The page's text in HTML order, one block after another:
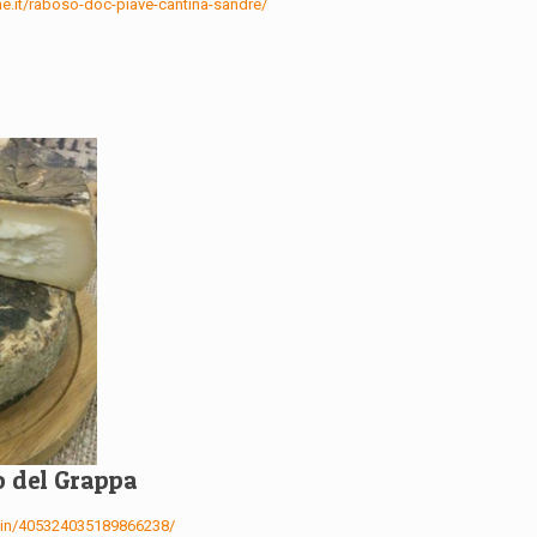
raboso-doc-piave-cantina-sandre/
del Grappa
405324035189866238/